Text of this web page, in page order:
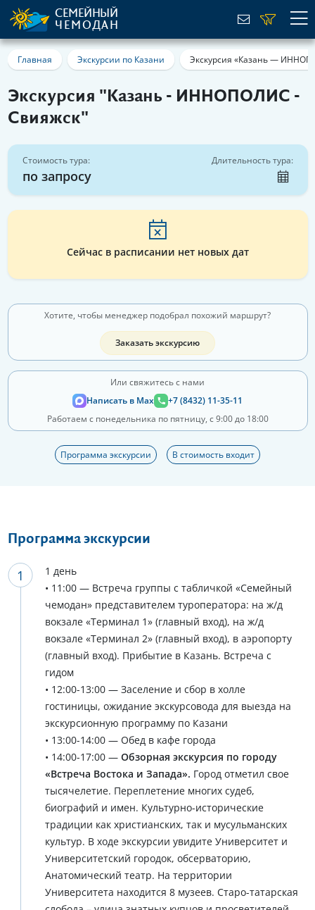
СЕМЕЙНЫЙ
ЧЕМОДАН
Главная Экскурсии по Казани Экскурсия «Казань —
Экскурсия "Казань - ИННОПОЛИС -
Свияжск"
Сейчас в расписании нет новых дат
Хотите, чтобы менеджер подобрал похожий маршрут?
Заказать экскурсию
Или свяжитесь с нами
Написать в Max
+7 (8432) 11-35-11
Работаем с понедельника по пятницу, с 9:00 до 18:00
Программа экскурсии В стоимость входит
Стоимость тура:
по запросу
Длительность тура:
Программа экскурсии
1 день
• 11:00 — Встреча группы с табличкой «Семейный
чемодан» представителем туроператора: на ж/д
вокзале «Терминал 1» (главный вход), на ж/д
вокзале «Терминал 2» (главный вход), в аэропорту
(главный вход). Прибытие в Казань. Встреча с
гидом
• 12:00-13:00 — Заселение и сбор в холле
гостиницы, ожидание экскурсовода для выезда на
экскурсионную программу по Казани
• 13:00-14:00 — Обед в кафе города
• 14:00-17:00 — Обзорная экскурсия по городу
«Встреча Востока и Запада». Город отметил свое
тысячелетие. Переплетение многих судеб,
биографий и имен. Культурно-исторические
традиции как христианских, так и мусульманских
культур. В ходе экскурсии увидите Университет и
Университетский городок, обсерваторию,
Анатомический театр. На территории
Университета находится 8 музеев. Старо-татарская